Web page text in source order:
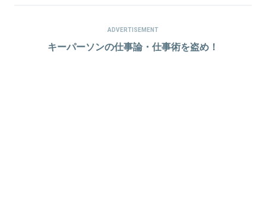
ADVERTISEMENT
キーパーソンの仕事論・仕事術を盗め！